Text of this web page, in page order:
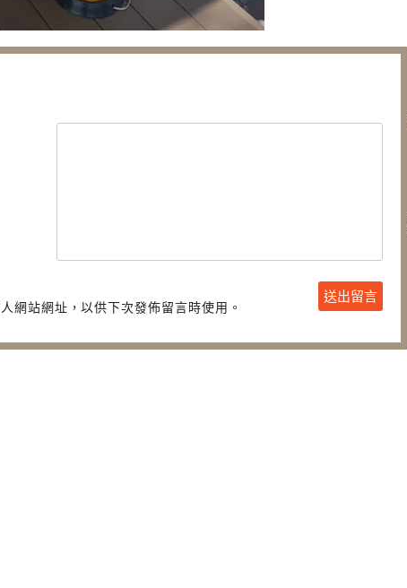
網站網址，以供下次發佈留言時使用。